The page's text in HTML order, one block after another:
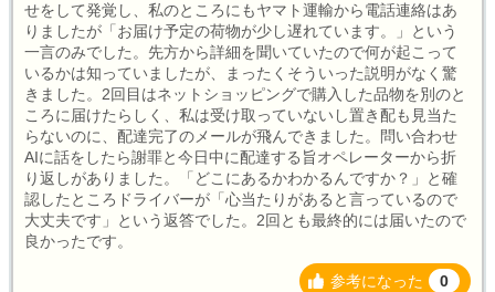
せをして発覚し、私のところにもヤマト運輸から電話連絡はあ
りましたが「お届け予定の荷物が少し遅れています。」という
一言のみでした。先方から詳細を聞いていたので何が起こって
いるかは知っていましたが、まったくそういった説明がなく驚
きました。2回目はネットショッピングで購入した品物を別のと
ころに届けたらしく、私は受け取っていないし置き配も見当た
らないのに、配達完了のメールが飛んできました。問い合わせ
AIに話をしたら謝罪と今日中に配達する旨オペレーターから折
り返しがありました。「どこにあるかわかるんですか？」と確
認したところドライバーが「心当たりがあると言っているので
大丈夫です」という返答でした。2回とも最終的には届いたので
良かったです。
参考になった 0